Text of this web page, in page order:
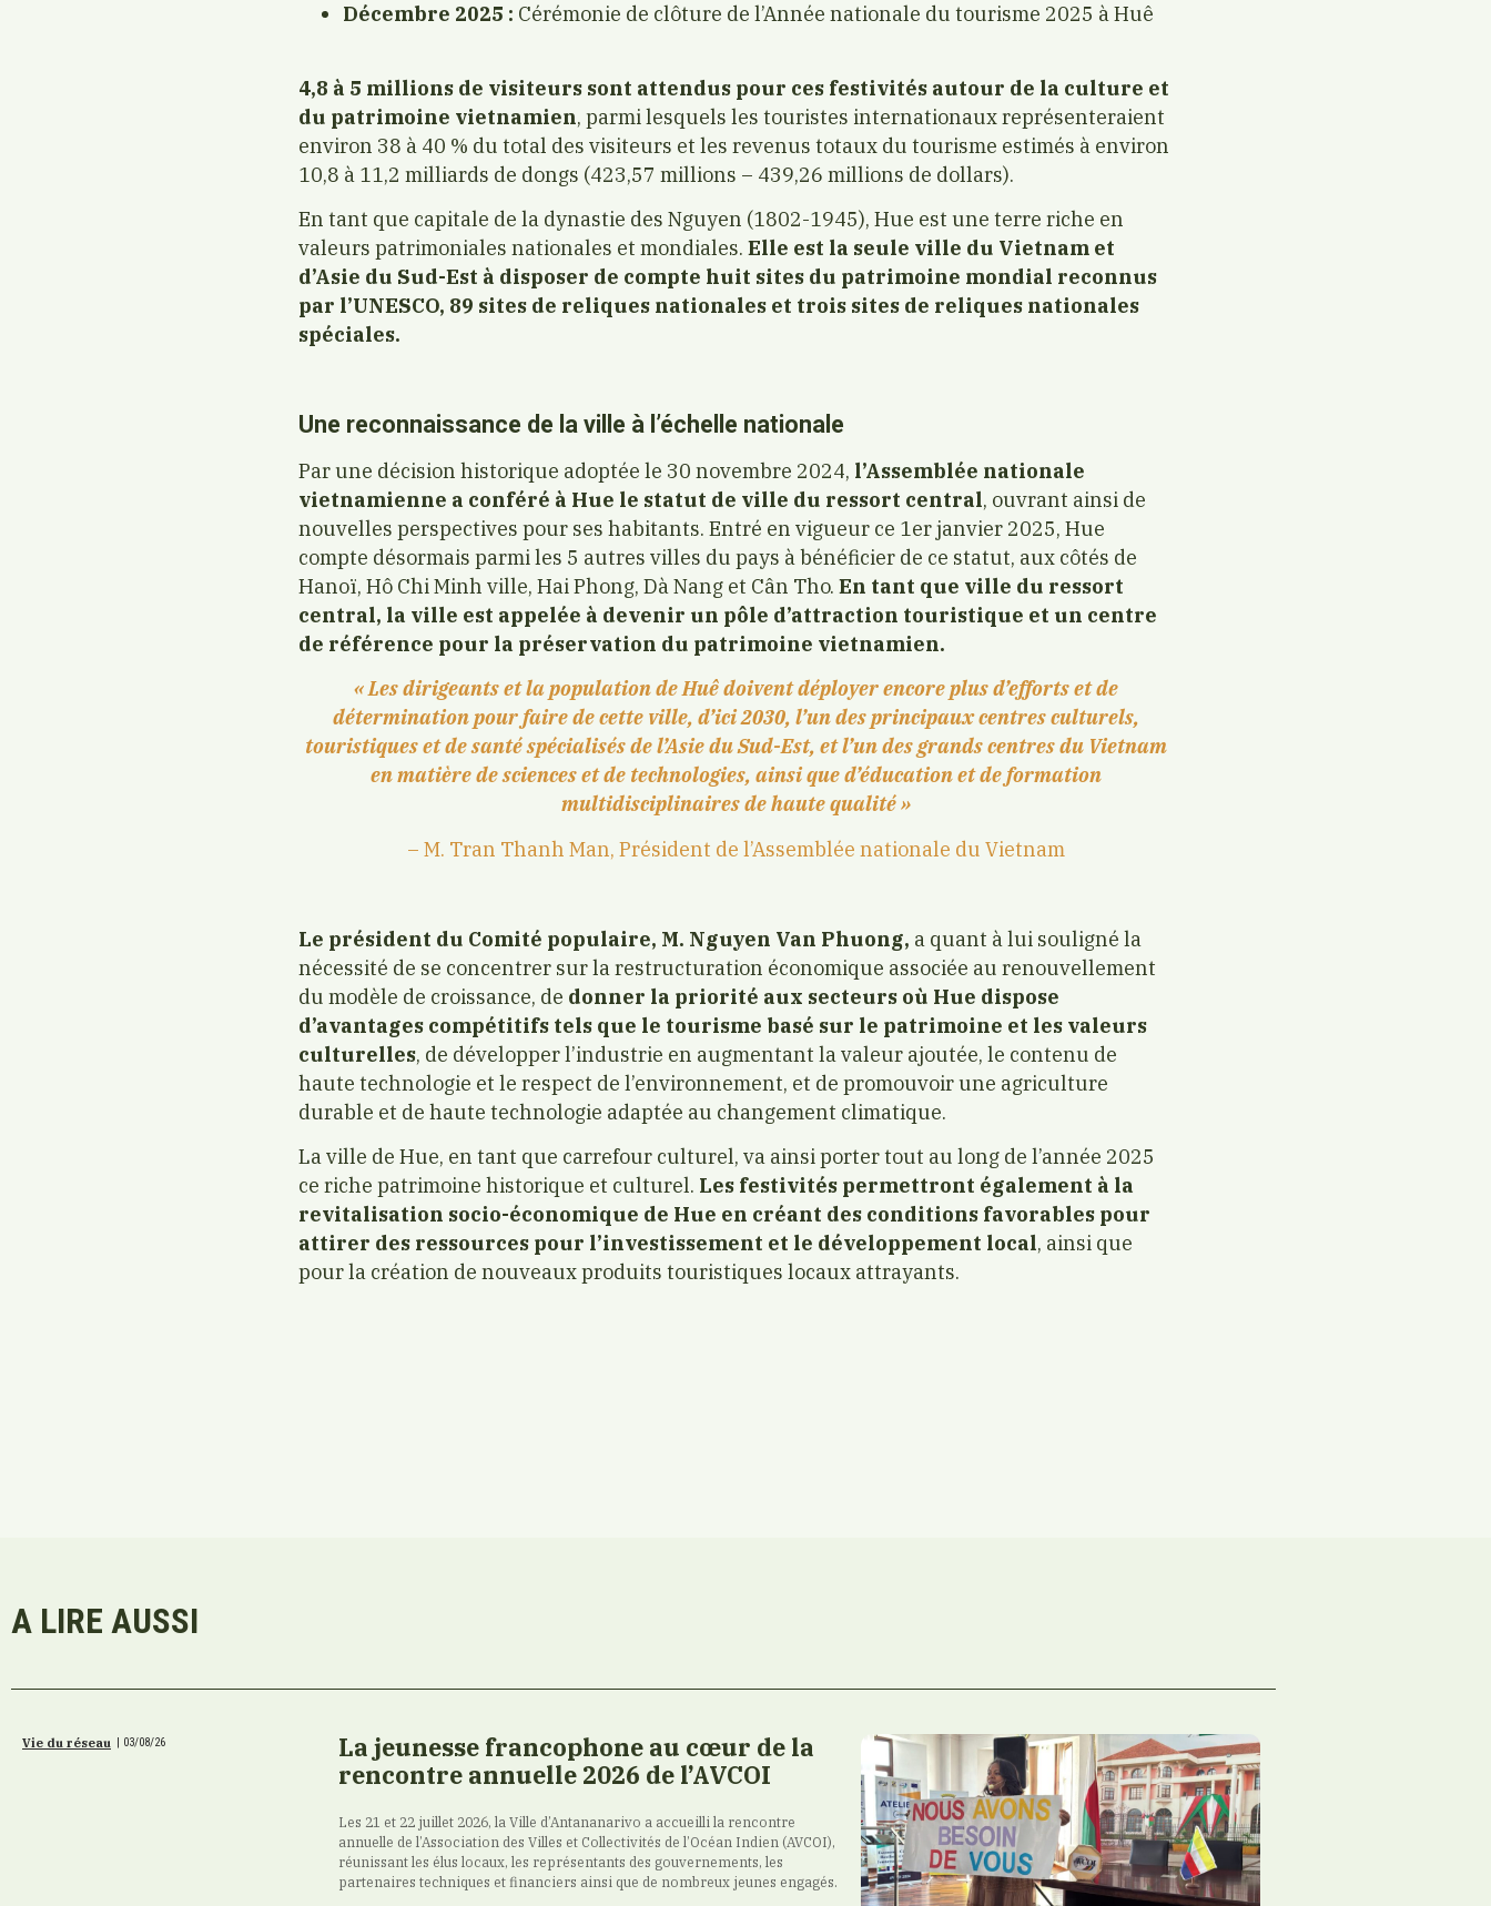
Décembre 2025 : Cérémonie de clôture de l’Année nationale du tourisme 2025 à Huê
4,8 à 5 millions de visiteurs sont attendus pour ces festivités autour de la culture et
du patrimoine vietnamien, parmi lesquels les touristes internationaux représenteraient
environ 38 à 40 % du total des visiteurs et les revenus totaux du tourisme estimés à environ
10,8 à 11,2 milliards de dongs (423,57 millions – 439,26 millions de dollars).
En tant que capitale de la dynastie des Nguyen (1802-1945), Hue est une terre riche en
valeurs patrimoniales nationales et mondiales. Elle est la seule ville du Vietnam et
d’Asie du Sud-Est à disposer de compte huit sites du patrimoine mondial reconnus
par l’UNESCO, 89 sites de reliques nationales et trois sites de reliques nationales
spéciales.
Une reconnaissance de la ville à l’échelle nationale
Par une décision historique adoptée le 30 novembre 2024, l’Assemblée nationale
vietnamienne a conféré à Hue le statut de ville du ressort central, ouvrant ainsi de
nouvelles perspectives pour ses habitants. Entré en vigueur ce 1er janvier 2025, Hue
compte désormais parmi les 5 autres villes du pays à bénéficier de ce statut, aux côtés de
Hanoï, Hô Chi Minh ville, Hai Phong, Dà Nang et Cân Tho. En tant que ville du ressort
central, la ville est appelée à devenir un pôle d’attraction touristique et un centre
de référence pour la préservation du patrimoine vietnamien.
« Les dirigeants et la population de Huê doivent déployer encore plus d’efforts et de
détermination pour faire de cette ville, d’ici 2030, l’un des principaux centres culturels,
touristiques et de santé spécialisés de l’Asie du Sud-Est, et l’un des grands centres du Vietnam
en matière de sciences et de technologies, ainsi que d’éducation et de formation
multidisciplinaires de haute qualité »
– M. Tran Thanh Man, Président de l’Assemblée nationale du Vietnam
Le président du Comité populaire, M. Nguyen Van Phuong, a quant à lui souligné la
nécessité de se concentrer sur la restructuration économique associée au renouvellement
du modèle de croissance, de donner la priorité aux secteurs où Hue dispose
d’avantages compétitifs tels que le tourisme basé sur le patrimoine et les valeurs
culturelles, de développer l’industrie en augmentant la valeur ajoutée, le contenu de
haute technologie et le respect de l’environnement, et de promouvoir une agriculture
durable et de haute technologie adaptée au changement climatique.
La ville de Hue, en tant que carrefour culturel, va ainsi porter tout au long de l’année 2025
ce riche patrimoine historique et culturel. Les festivités permettront également à la
revitalisation socio-économique de Hue en créant des conditions favorables pour
attirer des ressources pour l’investissement et le développement local, ainsi que
pour la création de nouveaux produits touristiques locaux attrayants.
A LIRE AUSSI
Vie du réseau 03/08/26
La jeunesse francophone au cœur de la
rencontre annuelle 2026 de l’AVCOI
Les 21 et 22 juillet 2026, la Ville d’Antananarivo a accueilli la rencontre
annuelle de l’Association des Villes et Collectivités de l’Océan Indien (AVCOI),
réunissant les élus locaux, les représentants des gouvernements, les
partenaires techniques et financiers ainsi que de nombreux jeunes engagés.